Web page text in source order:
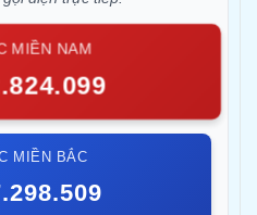
MIỀN NAM
MIỀN BẮC